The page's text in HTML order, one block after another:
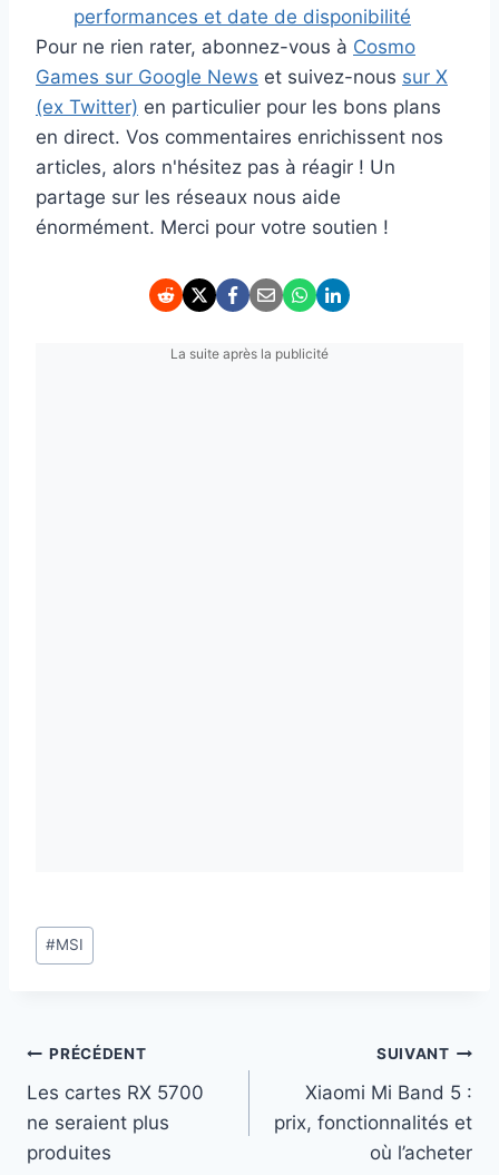
performances et date de disponibilité
Pour ne rien rater, abonnez-vous à Cosmo
Games sur Google News et suivez-nous sur X
(ex Twitter) en particulier pour les bons plans
en direct. Vos commentaires enrichissent nos
articles, alors n'hésitez pas à réagir ! Un
partage sur les réseaux nous aide
énormément. Merci pour votre soutien !
La suite après la publicité
Étiquettes
de
#MSI
Navigation
de
l’article
PRÉCÉDENT
Les cartes RX 5700
ne seraient plus
produites
SUIVANT
Xiaomi Mi Band 5 :
prix, fonctionnalités et
où l’acheter